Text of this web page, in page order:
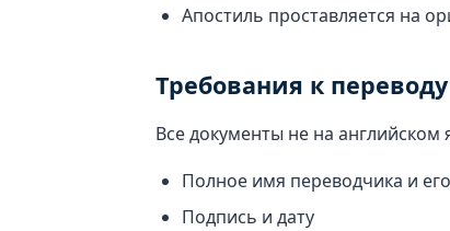
Апостиль проставляется на
Требования к переводу
Все документы не на
Полное имя переводчика и
Подпись и дату